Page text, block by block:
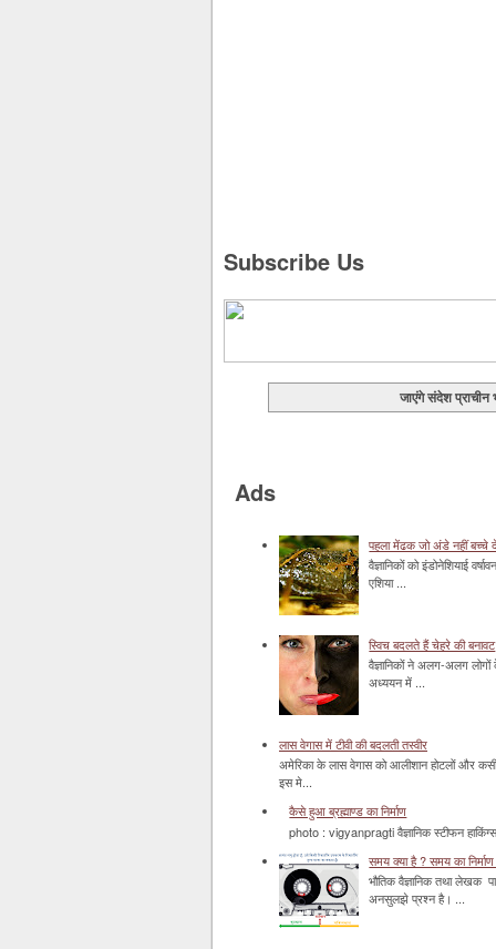
Subscribe Us
जाएंगे संदेश प्राचीन
Ads
पहला मेंढक जो अंडे नहीं बच्चे
वैज्ञानिकों को इंडोनेशियाई
एशिया ...
स्विच बदलते हैं चेहरे की बनावट
वैज्ञानिकों ने अलग-अलग
अध्ययन में ...
लास वेगास में टीवी की बदलती तस्वीर
अमेरिका के लास वेगास को आलीशान होटलों और
इस मे...
कैसे हुआ ब्रह्माण्ड का निर्माण
photo : vigyanpragti वैज्ञानिक स्टीफन
समय क्या है ? समय का
भौतिक वैज्ञानिक तथा
अनसुलझे प्रश्न है। ...